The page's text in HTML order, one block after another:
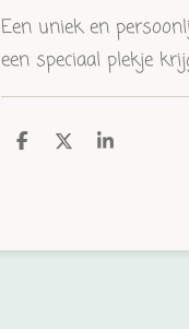
Een uniek en
een speciaal plekje
D D S